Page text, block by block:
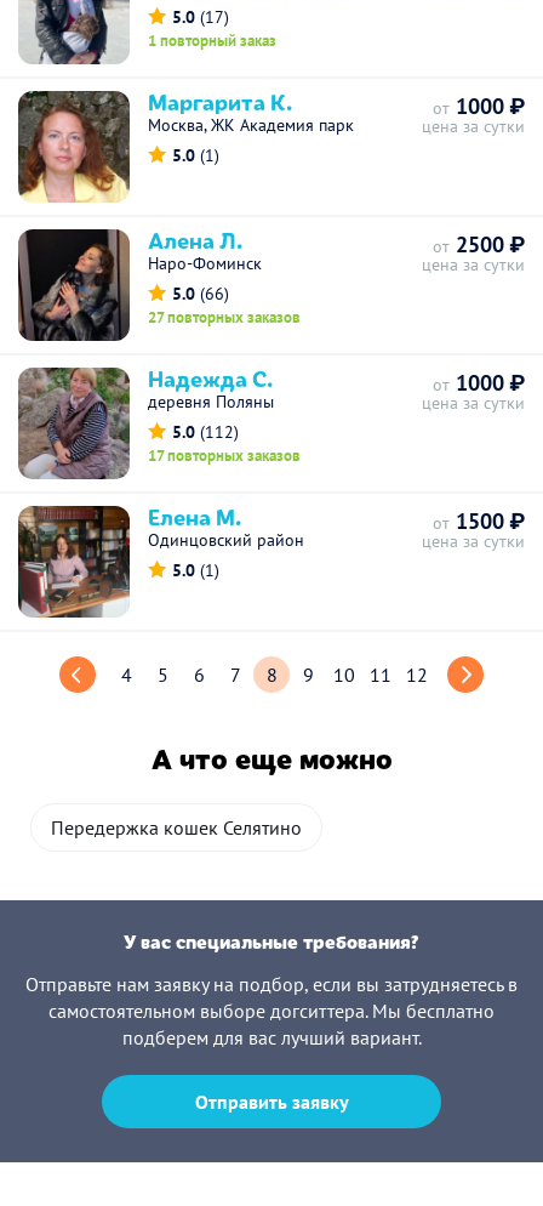
5.0 (17)
1 повторный заказ
Маргарита К.
Москва, ЖК Академия парк
5.0 (1)
от 1000 ₽
цена за сутки
Алена Л.
Наро-Фоминск
5.0 (66)
27 повторных заказов
от 2500 ₽
цена за сутки
Надежда С.
деревня Поляны
5.0 (112)
17 повторных заказов
от 1000 ₽
цена за сутки
Елена М.
Одинцовский район
5.0 (1)
от 1500 ₽
цена за сутки
4 5 6 7 8 9 10 11 12
А что еще можно
Передержка кошек Селятино
У вас специальные требования?
Отправьте нам заявку на подбор, если вы затрудняетесь в
самостоятельном выборе догситтера. Мы бесплатно
подберем для вас лучший вариант.
Отправить заявку